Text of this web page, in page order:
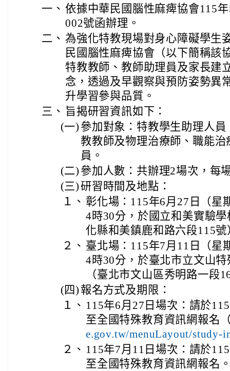
一、 依據中華民國腦性麻痺協會115
002號函辦理。
二、 為強化特教現場對身心障礙學生
民國腦性麻痺協會（以下簡稱該
特教教師、教師助理員及家長建
念，透過及早觀察與預防姿勢異
升學習參與品質。
三、 旨揭研習資訊如下：
(一) 參加對象：特教學生助理人
教教師及物理治療師、職能
員。
(二) 參加人數：共辦理2場次，每
(三)研習時間及地點：
１、 彰化場：115年6月27日（星
4時30分，於國立和美實驗
化縣和美鎮鹿和路六段115
２、 臺北場：115年7月11日（星
4時30分，於臺北市立文山
（臺北市文山區秀明路一段
(四) 報名方式及期限：
１、 115年6月27日場次：請於
至全國特殊教育資訊網報名
e.gov.tw/menuLayout/study-
２、 115年7月11日場次：請於
至全國特殊教育資訊網報名